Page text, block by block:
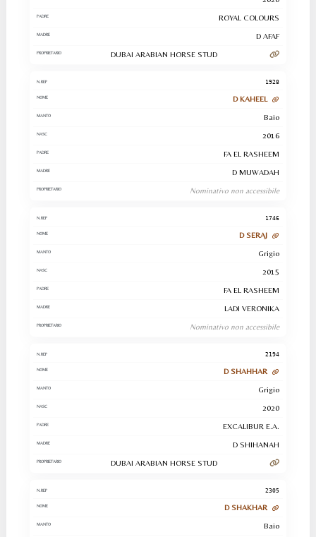
ROYAL COLOURS
D AFAF
DUBAI ARABIAN HORSE STUD
1928
D KAHEEL
Baio
2016
FA EL RASHEEM
D MUWADAH
Nominativo non accessibile
1746
D SERAJ
Grigio
2015
FA EL RASHEEM
LADI VERONIKA
Nominativo non accessibile
2194
D SHAHHAR
Grigio
2020
EXCALIBUR E.A.
D SHIHANAH
DUBAI ARABIAN HORSE STUD
2305
D SHAKHAR
Baio